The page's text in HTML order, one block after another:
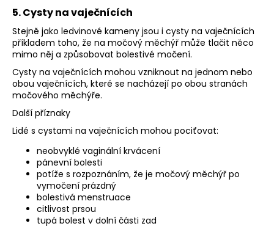
5. Cysty na vaječnících
Stejně jako ledvinové kameny jsou i cysty na vaječnících
příkladem toho, že na močový měchýř může tlačit něco
mimo něj a způsobovat bolestivé močení.
Cysty na vaječnících mohou vzniknout na jednom nebo
obou vaječnících, které se nacházejí po obou stranách
močového měchýře.
Další příznaky
Lidé s cystami na vaječnících mohou pociťovat:
neobvyklé vaginální krvácení
pánevní bolesti
potíže s rozpoznáním, že je močový měchýř po
vymočení prázdný
bolestivá menstruace
citlivost prsou
tupá bolest v dolní části zad